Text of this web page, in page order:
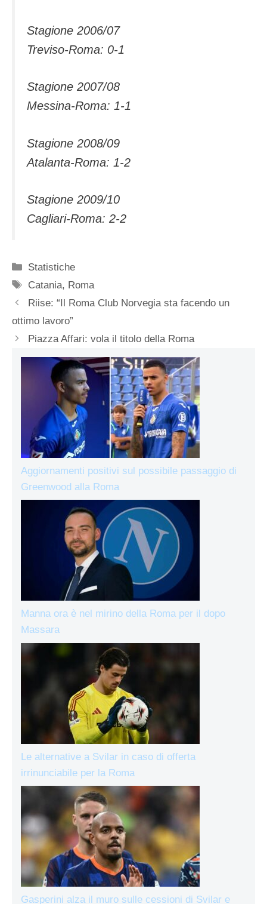
Stagione 2006/07
Treviso-Roma: 0-1
Stagione 2007/08
Messina-Roma: 1-1
Stagione 2008/09
Atalanta-Roma: 1-2
Stagione 2009/10
Cagliari-Roma: 2-2
Categorie
Statistiche
Tag
Catania, Roma
Riise: “Il Roma Club Norvegia sta facendo un
ottimo lavoro”
Piazza Affari: vola il titolo della Roma
Aggiornamenti positivi sul possibile passaggio di
Greenwood alla Roma
Manna ora è nel mirino della Roma per il dopo
Massara
Le alternative a Svilar in caso di offerta
irrinunciabile per la Roma
Gasperini alza il muro sulle cessioni di Svilar e